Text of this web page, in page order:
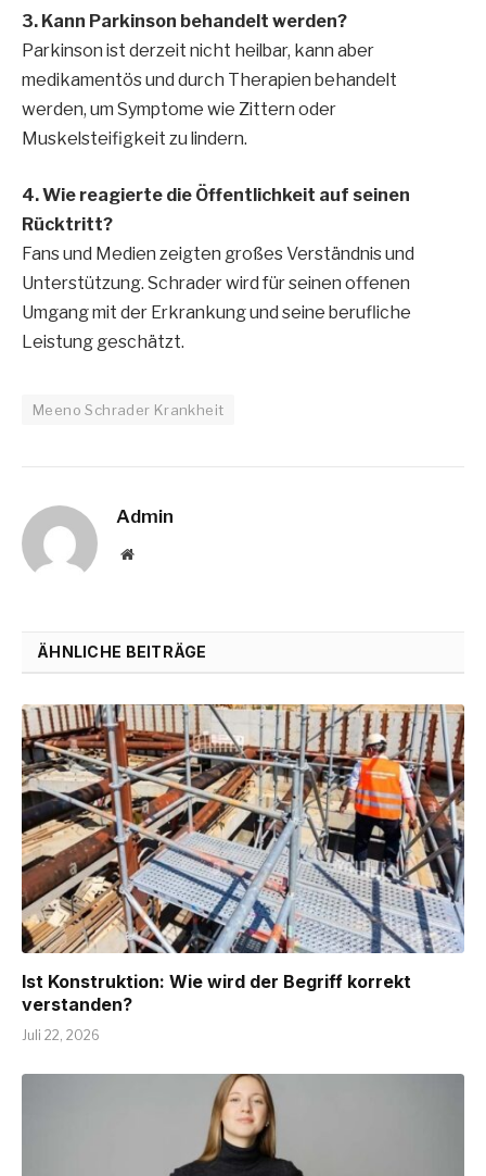
3. Kann Parkinson behandelt werden?
Parkinson ist derzeit nicht heilbar, kann aber
medikamentös und durch Therapien behandelt
werden, um Symptome wie Zittern oder
Muskelsteifigkeit zu lindern.
4. Wie reagierte die Öffentlichkeit auf seinen
Rücktritt?
Fans und Medien zeigten großes Verständnis und
Unterstützung. Schrader wird für seinen offenen
Umgang mit der Erkrankung und seine berufliche
Leistung geschätzt.
Meeno Schrader Krankheit
Admin
Website
ÄHNLICHE BEITRÄGE
Ist Konstruktion: Wie wird der Begriff korrekt
verstanden?
Juli 22, 2026